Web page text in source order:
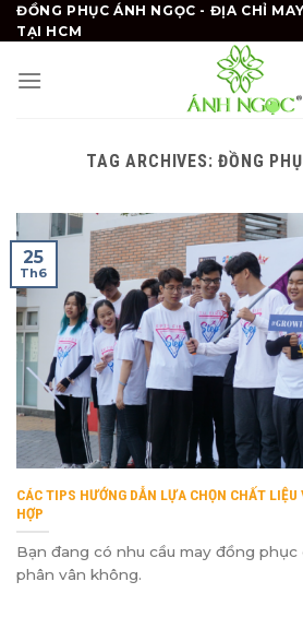
Skip
to
ĐỒNG PHỤC ÁNH NGỌC - ĐỊA CHỈ
TẠI HCM
TAG ARCHIVES:ĐỒNG
CÁC TIPS HƯỚNG DẪN LỰA CHỌN CHẤT
HỢP
Bạn đang có nhu cầu may đồng
phân vân không.
25
Th6